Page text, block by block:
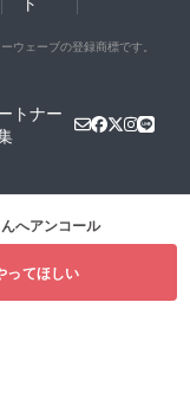
ウェーブの登録商標です。
トナー
へアンコール
ってほしい